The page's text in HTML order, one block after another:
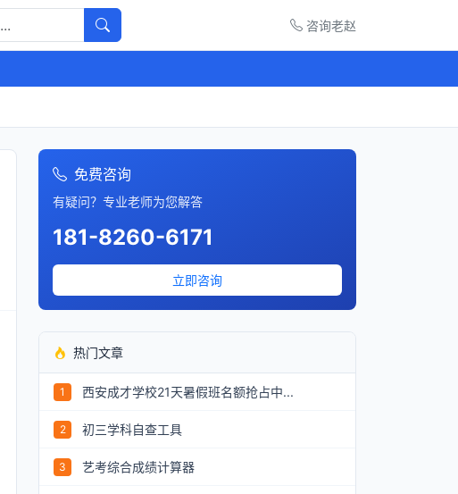
咨询老赵
免费咨询
有疑问？专业老师为您解答
181-8260-6171
立即咨询
热门文章
1 西安成才学校21天暑假班名额抢占中...
2 初三学科自查工具
3 艺考综合成绩计算器